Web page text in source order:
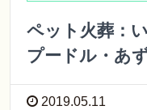
ペット火葬：
プードル・あ
2019.05.11